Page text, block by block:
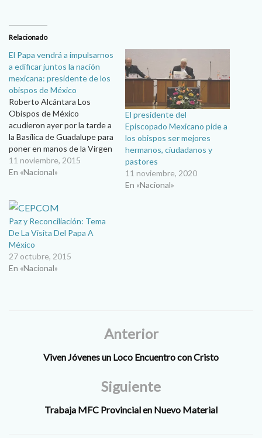
Relacionado
El Papa vendrá a impulsarnos
a edificar juntos la nación
mexicana: presidente de los
obispos de México
Roberto Alcántara Los
Obispos de México
acudieron ayer por la tarde a
la Basílica de Guadalupe para
poner en manos de la Virgen
Morena los trabajos de su
centésima asamblea plenaria
celebrar la Santa Eucaristía a
los pies de la Virgen Morena,
…
11 noviembre, 2015
En «Nacional»
El presidente del
Episcopado Mexicano pide a
los obispos ser mejores
hermanos, ciudadanos y
pastores
11 noviembre, 2020
En «Nacional»
Paz y Reconciliación: Tema
De La Visita Del Papa A
México
27 octubre, 2015
En «Nacional»
Anterior
Viven Jóvenes un Loco Encuentro con Cristo
Siguiente
Trabaja MFC Provincial en Nuevo Material